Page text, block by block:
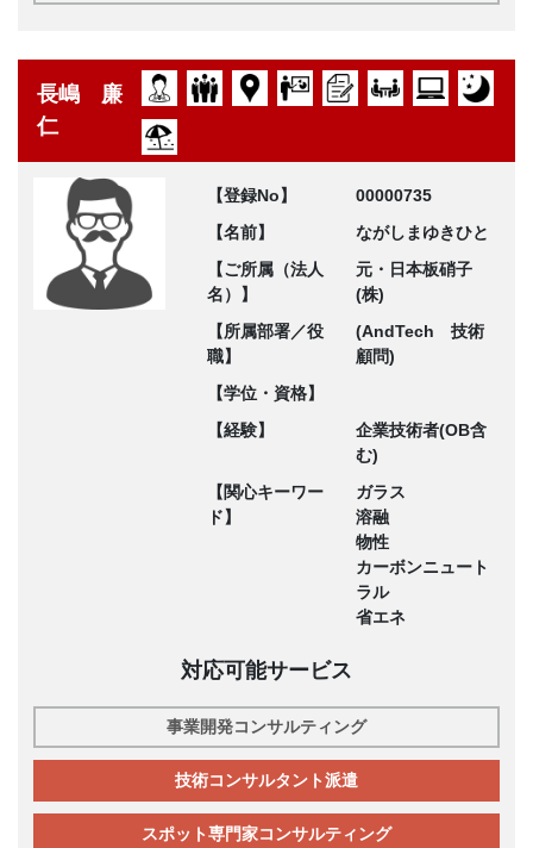
長嶋 廉
仁
【登録No】
00000735
【名前】
ながしまゆきひと
【ご所属（法人
名）】
元・日本板硝子
(株)
【所属部署／役
職】
(AndTech 技術
顧問)
【学位・資格】
【経験】
企業技術者(OB含
む)
【関心キーワー
ド】
ガラス
溶融
物性
カーボンニュート
ラル
省エネ
対応可能サービス
事業開発コンサルティング
技術コンサルタント派遣
スポット専門家コンサルティング